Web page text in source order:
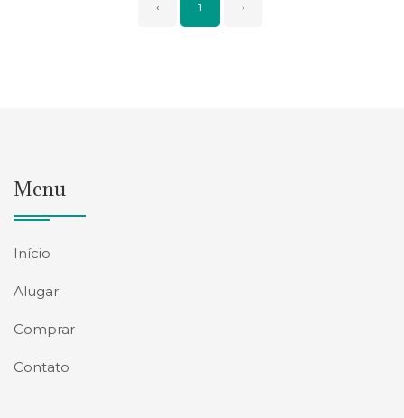
‹ 1 ›
Menu
Início
Alugar
Comprar
Contato